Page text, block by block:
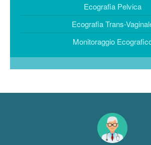
Ecografia Pelvica
Ecografia Trans-
Monitoraggio